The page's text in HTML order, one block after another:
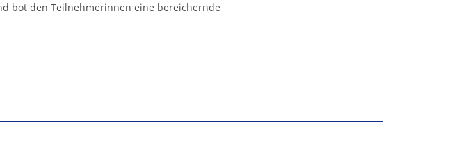
bot den Teilnehmerinnen eine bereichernde